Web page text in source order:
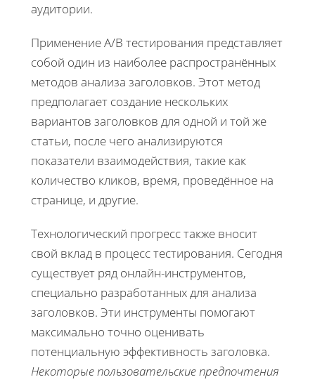
аудитории.
Применение A/B тестирования представляет
собой один из наиболее распространённых
методов анализа заголовков. Этот метод
предполагает создание нескольких
вариантов заголовков для одной и той же
статьи, после чего анализируются
показатели взаимодействия, такие как
количество кликов, время, проведённое на
странице, и другие.
Технологический прогресс также вносит
свой вклад в процесс тестирования. Сегодня
существует ряд онлайн-инструментов,
специально разработанных для анализа
заголовков. Эти инструменты помогают
максимально точно оценивать
потенциальную эффективность заголовка.
Некоторые пользовательские предпочтения